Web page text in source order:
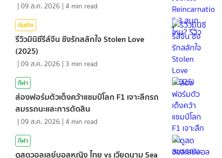
|09 ส.ค. 2026 |4 min read
บันเทิง
รีวิวมินิซีรีส์จีน ชิงรักสลักใจ Stolen Love
(2025)
|09 ส.ค. 2026 | 3 min read
กีฬา
ส่องฟอร์มตัวเต็งคว้าแชมป์โลก F1 เจาะลึกรถ
สมรรถนะและการตัดสิน
|09 ส.ค. 2026 |4 min read
กีฬา
ดูสดวอลเลย์บอลหญิง ไทย vs เวียดนาม Sea